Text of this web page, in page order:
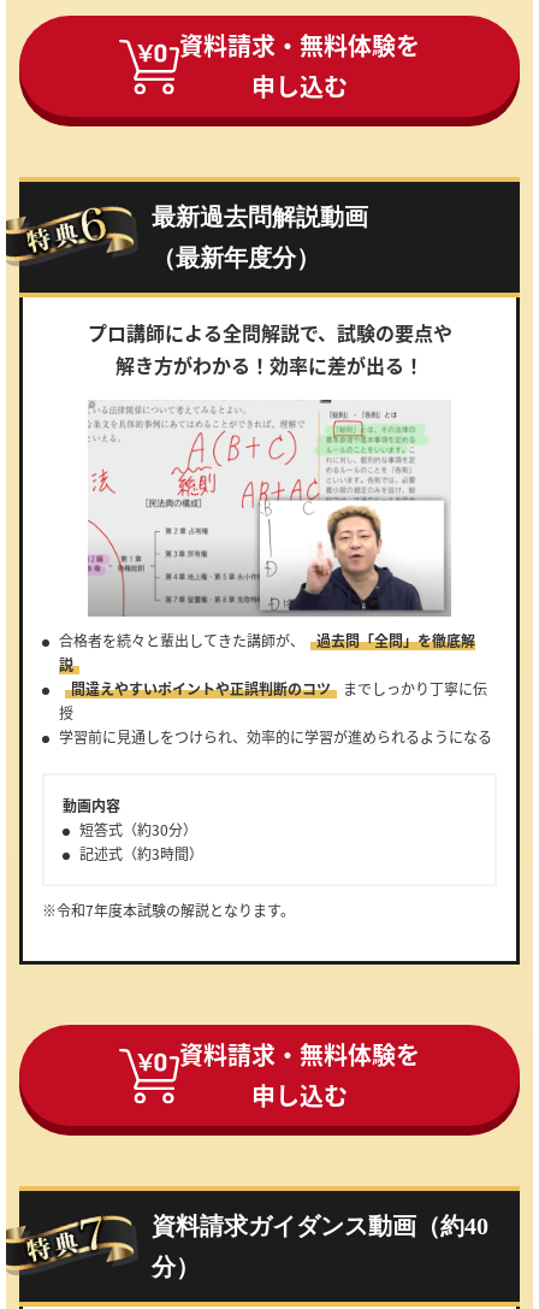
資料請求・無料体験を
申し込む
最新過去問解説動画
（最新年度分）
プロ講師による全問解説で、試験の要点や
解き方がわかる！効率に差が出る！
合格者を続々と輩出してきた講師が、
過去問「全問」を徹底解
説
間違えやすいポイントや正誤判断のコツ
までしっかり丁寧に伝
授
学習前に見通しをつけられ、効率的に学習が進められるようになる
動画内容
短答式（約30分）
記述式（約3時間）
※令和7年度本試験の解説となります。
資料請求・無料体験を
申し込む
資料請求ガイダンス動画（約40
分）